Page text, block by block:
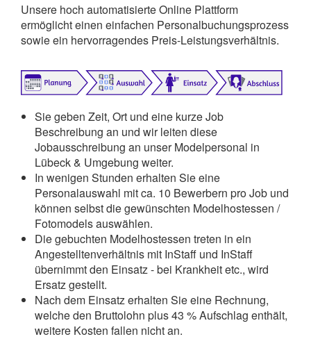
Unsere hoch automatisierte Online Plattform
ermöglicht einen einfachen Personalbuchungsprozess
sowie ein hervorragendes Preis-Leistungsverhältnis.
Sie geben Zeit, Ort und eine kurze Job
Beschreibung an und wir leiten diese
Jobausschreibung an unser Modelpersonal in
Lübeck & Umgebung weiter.
In wenigen Stunden erhalten Sie eine
Personalauswahl mit ca. 10 Bewerbern pro Job und
können selbst die gewünschten Modelhostessen /
Fotomodels auswählen.
Die gebuchten Modelhostessen treten in ein
Angestelltenverhältnis mit InStaff und InStaff
übernimmt den Einsatz - bei Krankheit etc., wird
Ersatz gestellt.
Nach dem Einsatz erhalten Sie eine Rechnung,
welche den Bruttolohn plus 43 % Aufschlag enthält,
weitere Kosten fallen nicht an.